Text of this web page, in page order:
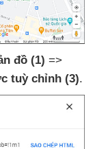
đồ (1) =>
tuỳ chỉnh (3).